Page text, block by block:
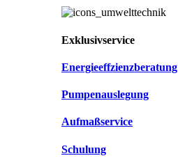
Exklusivservice
Energieeffzienzberatung
Pumpenauslegung
Aufmaßservice
Schulung